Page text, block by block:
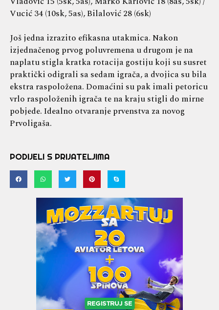
Vucić 34 (10sk, 5as), Bilalović 28 (6sk)
Još jedna izrazito efikasna utakmica. Nakon
izjednačenog prvog poluvremena u drugom je na
naplatu stigla kratka rotacija gostiju koji su susret
praktički odigrali sa sedam igrača, a dvojica su bila
ekstra raspoložena. Domaćini su pak imali petoricu
vrlo raspoloženih igrača te na kraju stigli do mirne
pobjede. Idealno otvaranje prvenstva za novog
Prvoligaša.
PODIJELI S PRIJATELJIMA